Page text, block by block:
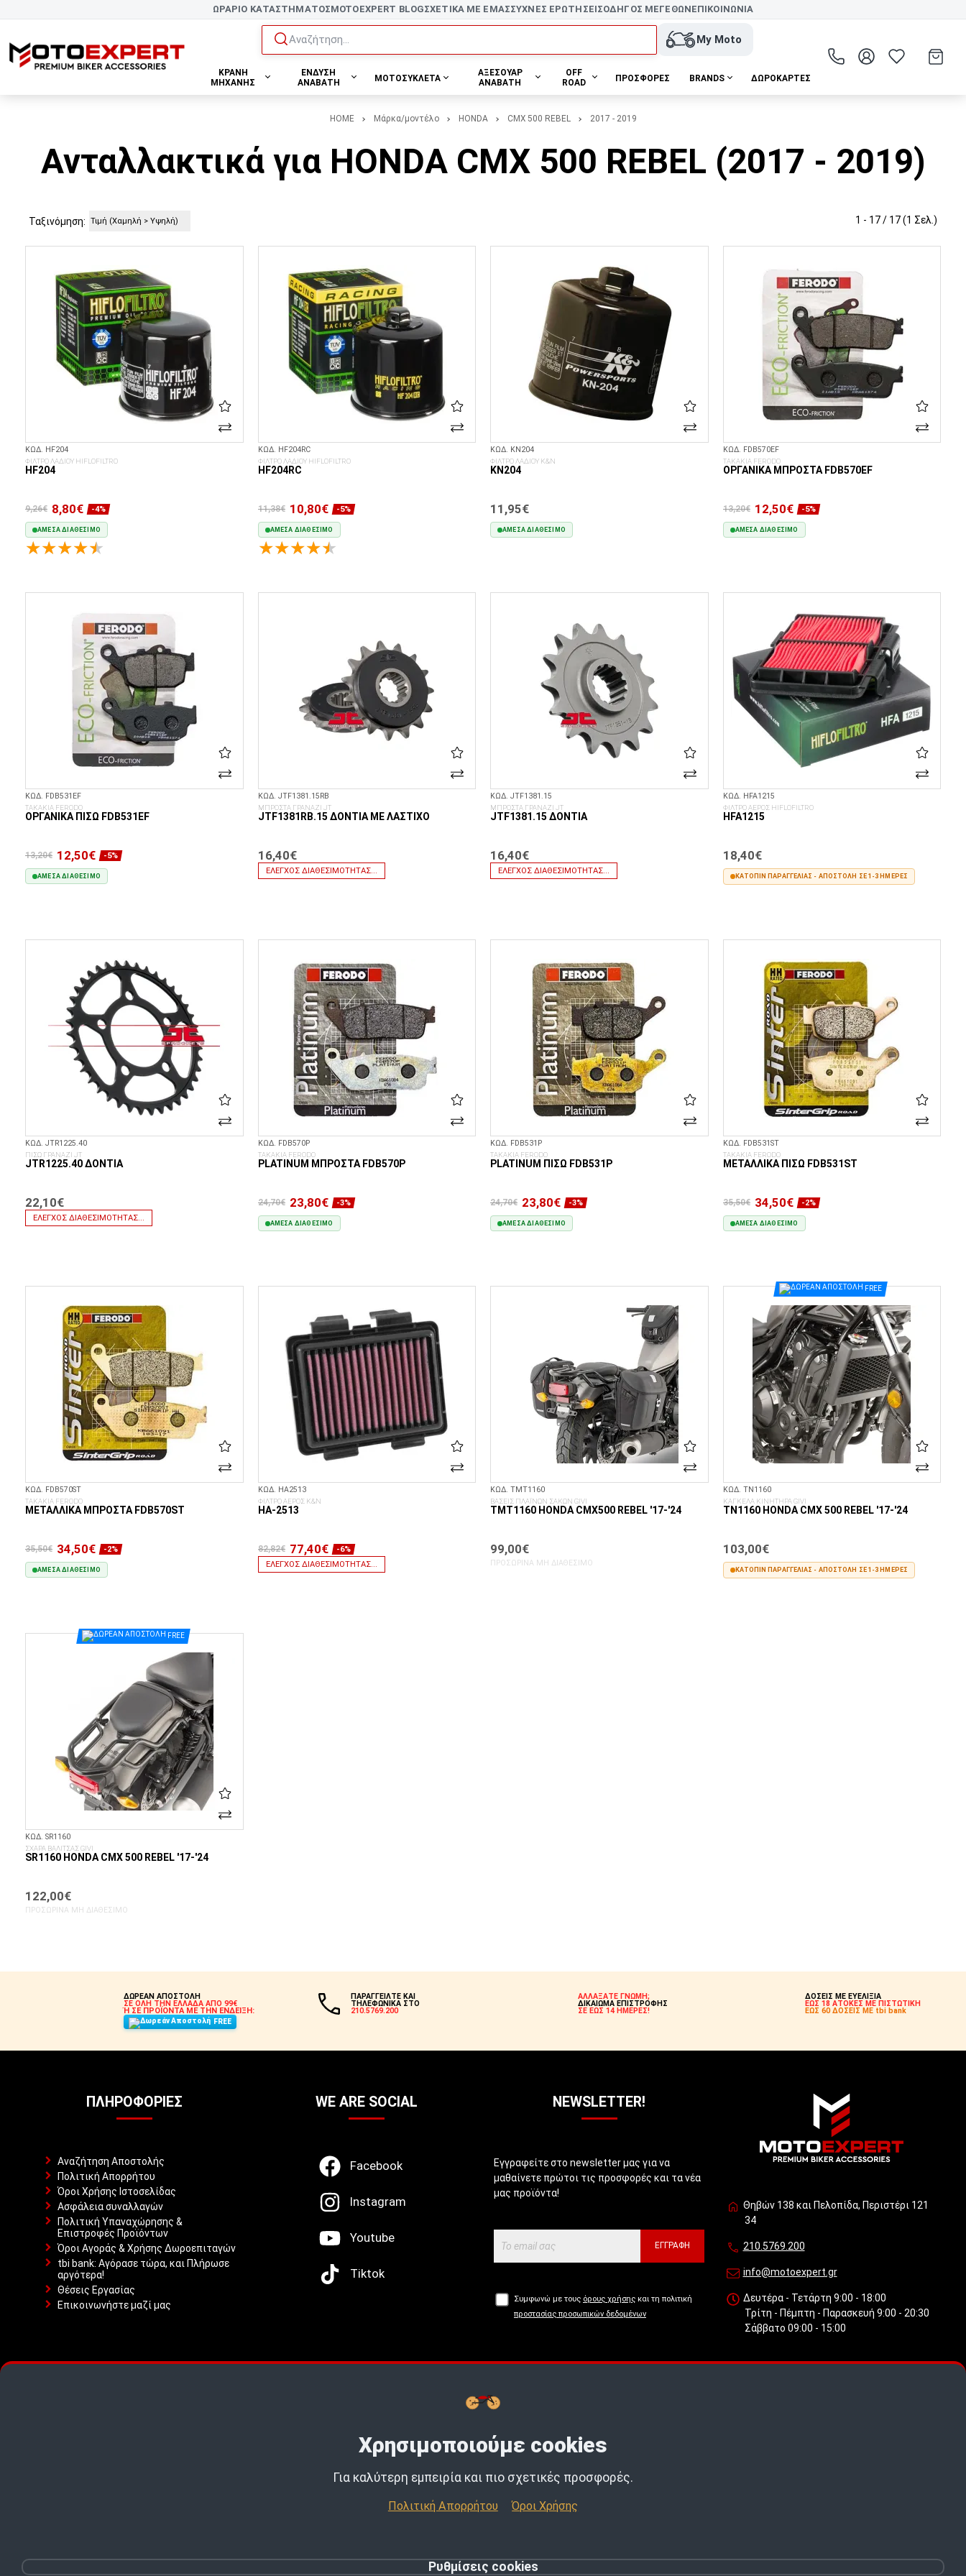
ΩΡΑΡΙΟ ΚΑΤΑΣΤΗΜΑΤΟΣMOTOEXPERT BLOGΣΧΕΤΙΚΑ ΜΕ ΕΜΑΣΣΥΧΝΕΣ ΕΡΩΤΗΣΕΙΣΟΔΗΓΟΣ ΜΕΓΕΘΩΝΕΠΙΚΟΙΝΩΝΙΑ
Αναζήτηση... My Moto
ΚΡΑΝΗ
ΜΗΧΑΝΗΣ
ΕΝΔΥΣΗ
ΑΝΑΒΑΤΗ
ΜΟΤΟΣΥΚΛΕΤΑ
ΑΞΕΣΟΥΑΡ
ΑΝΑΒΑΤΗ
OFF
ROAD
ΠΡΟΣΦΟΡΕΣ BRANDS ΔΩΡΟΚΆΡΤΕΣ
HOME Μάρκα/μοντέλο HONDA CMX 500 REBEL 2017 - 2019
Ανταλλακτικά για HONDA CMX 500 REBEL (2017 - 2019)
Ταξινόμηση: 1 - 17 / 17 (1 Σελ.)
ΚΩΔ. HF204
ΦΙΛΤΡΟ ΛΑΔΙΟΥ HIFLOFILTRO
HF204
9,26€ 8,80€ -4%
ΆΜΕΣΑ ΔΙΑΘΈΣΙΜΟ
ΚΩΔ. HF204RC
ΦΙΛΤΡΟ ΛΑΔΙΟΥ HIFLOFILTRO
HF204RC
11,38€ 10,80€ -5%
ΆΜΕΣΑ ΔΙΑΘΈΣΙΜΟ
ΚΩΔ. KN204
ΦΙΛΤΡΟ ΛΑΔΙΟΥ K&N
KN204
11,95€
ΆΜΕΣΑ ΔΙΑΘΈΣΙΜΟ
ΚΩΔ. FDB570EF
ΤΑΚΑΚΙΑ FERODO
ΟΡΓΑΝΙΚΆ ΜΠΡΟΣΤΆ FDB570EF
13,20€ 12,50€ -5%
ΆΜΕΣΑ ΔΙΑΘΈΣΙΜΟ
ΚΩΔ. FDB531EF
ΤΑΚΑΚΙΑ FERODO
ΟΡΓΑΝΙΚΆ ΠΊΣΩ FDB531EF
13,20€ 12,50€ -5%
ΆΜΕΣΑ ΔΙΑΘΈΣΙΜΟ
ΚΩΔ. JTF1381.15RB
ΜΠΡΟΣΤΑ ΓΡΑΝΑΖΙ JT
JTF1381RB.15 ΔΌΝΤΙΑ ΜΕ ΛΆΣΤΙΧΟ
16,40€
ΈΛΕΓΧΟΣ ΔΙΑΘΕΣΙΜΌΤΗΤΑΣ...
ΚΩΔ. JTF1381.15
ΜΠΡΟΣΤΑ ΓΡΑΝΑΖΙ JT
JTF1381.15 ΔΌΝΤΙΑ
16,40€
ΈΛΕΓΧΟΣ ΔΙΑΘΕΣΙΜΌΤΗΤΑΣ...
ΚΩΔ. HFA1215
ΦΙΛΤΡΟ ΑΕΡΟΣ HIFLOFILTRO
HFA1215
18,40€
ΚΑΤΌΠΙΝ ΠΑΡΑΓΓΕΛΊΑΣ - ΑΠΟΣΤΟΛΉ ΣΕ 1-3 ΗΜΈΡΕΣ
ΚΩΔ. JTR1225.40
ΠΙΣΩ ΓΡΑΝΑΖΙ JT
JTR1225.40 ΔΌΝΤΙΑ
22,10€
ΈΛΕΓΧΟΣ ΔΙΑΘΕΣΙΜΌΤΗΤΑΣ...
ΚΩΔ. FDB570P
ΤΑΚΑΚΙΑ FERODO
PLATINUM ΜΠΡΟΣΤΆ FDB570P
24,70€ 23,80€ -3%
ΆΜΕΣΑ ΔΙΑΘΈΣΙΜΟ
ΚΩΔ. FDB531P
ΤΑΚΑΚΙΑ FERODO
PLATINUM ΠΊΣΩ FDB531P
24,70€ 23,80€ -3%
ΆΜΕΣΑ ΔΙΑΘΈΣΙΜΟ
ΚΩΔ. FDB531ST
ΤΑΚΑΚΙΑ FERODO
ΜΕΤΑΛΛΙΚΆ ΠΊΣΩ FDB531ST
35,50€ 34,50€ -2%
ΆΜΕΣΑ ΔΙΑΘΈΣΙΜΟ
ΚΩΔ. FDB570ST
ΤΑΚΑΚΙΑ FERODO
ΜΕΤΑΛΛΙΚΆ ΜΠΡΟΣΤΆ FDB570ST
35,50€ 34,50€ -2%
ΆΜΕΣΑ ΔΙΑΘΈΣΙΜΟ
ΚΩΔ. HA2513
ΦΙΛΤΡΟ ΑΕΡΟΣ K&N
HA-2513
82,82€ 77,40€
-6%
ΈΛΕΓΧΟΣ ΔΙΑΘΕΣΙΜΌΤΗΤΑΣ...
ΚΩΔ. TMT1160
ΒΑΣΕΙΣ ΠΛΑΪΝΩΝ ΣΑΚΩΝ GIVI
TMT1160 HONDA CMX500 REBEL '17-'24
99,00€
ΠΡΟΣΩΡΙΝΆ ΜΗ ΔΙΑΘΈΣΙΜΟ
FREE
ΚΩΔ. ΤΝ1160
ΚΑΓΚΕΛΑ ΚΙΝΗΤΗΡΑ GIVI
TN1160 HONDA CMX 500 REBEL '17-'24
103,00€
ΚΑΤΌΠΙΝ ΠΑΡΑΓΓΕΛΊΑΣ - ΑΠΟΣΤΟΛΉ ΣΕ 1-3 ΗΜΈΡΕΣ
FREE
ΚΩΔ. SR1160
ΣΧΑΡΑ ΒΑΛΙΤΣΑΣ GIVI
SR1160 HONDA CMX 500 REBEL '17-'24
122,00€
ΠΡΟΣΩΡΙΝΆ ΜΗ ΔΙΑΘΈΣΙΜΟ
ΔΩΡΕΑΝ ΑΠΟΣΤΟΛΗ
ΣΕ ΟΛΗ ΤΗΝ ΕΛΛΑΔΑ ΑΠΟ 99€
Ή ΣΕ ΠΡΟΪΟΝΤΑ ΜΕ ΤΗΝ ΕΝΔΕΙΞΗ:
FREE
ΠΑΡΑΓΓΕΙΛΤΕ ΚΑΙ
ΤΗΛΕΦΩΝΙΚΑ ΣΤΟ
210.5769.200
ΑΛΛΑΞΑΤΕ ΓΝΩΜΗ;
ΔΙΚΑΙΩΜΑ ΕΠΙΣΤΡΟΦΗΣ
ΣΕ ΕΩΣ 14 ΗΜΕΡΕΣ!
ΔΟΣΕΙΣ ΜΕ ΕΥΕΛΙΞΙΑ
ΕΩΣ 18 ΑΤΟΚΕΣ ΜΕ ΠΙΣΤΩΤΙΚΗ
ΕΩΣ 60 ΔΟΣΕΙΣ ΜΕ tbi bank
ΠΛΗΡΟΦΟΡΊΕΣ
Αναζήτηση Αποστολής
Πολιτική Απορρήτου
Όροι Χρήσης Ιστοσελίδας
Ασφάλεια συναλλαγών
Πολιτική Υπαναχώρησης &
Επιστροφές Προϊόντων
Όροι Αγοράς & Χρήσης Δωροεπιταγών
tbi bank: Αγόρασε τώρα, και Πλήρωσε
αργότερα!
Θέσεις Εργασίας
Επικοινωνήστε μαζί μας
WE ARE SOCIAL
Facebook
Instagram
Youtube
Tiktok
NEWSLETTER!
Εγγραφείτε στο newsletter μας για να
μαθαίνετε πρώτοι τις προσφορές και τα νέα
μας προϊόντα!
ΕΓΓΡΑΦΉ
Συμφωνώ με τους όρους χρήσης και τη πολιτική
προστασίας προσωπικών δεδομένων
Θηβών 138 και Πελοπίδα, Περιστέρι 121
34
210.5769.200
info@motoexpert.gr
Δευτέρα - Τετάρτη 9:00 - 18:00
Τρίτη - Πέμπτη - Παρασκευή 9:00 - 20:30
Σάββατο 09:00 - 15:00
Buy now, Pay later με
Χρησιμοποιούμε cookies
Για καλύτερη εμπειρία και πιο σχετικές προσφορές.
Πολιτική Απορρήτου Όροι Χρήσης
Ρυθμίσεις cookies